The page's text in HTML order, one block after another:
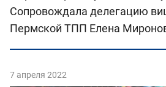
Сопровождала делегацию
Пермской ТПП Елена
7 апреля 2022